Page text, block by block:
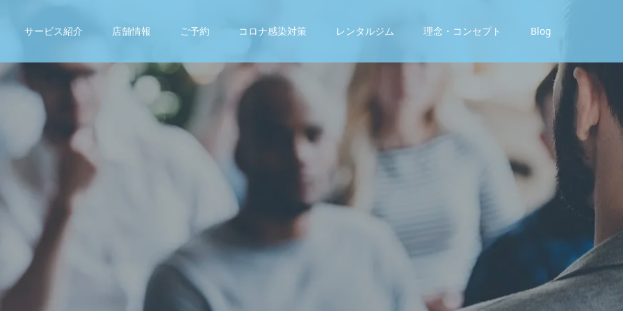
サービス紹介 店舗情報 ご予約 コロナ感染対策 レンタルジム 理念・コンセプト Blog